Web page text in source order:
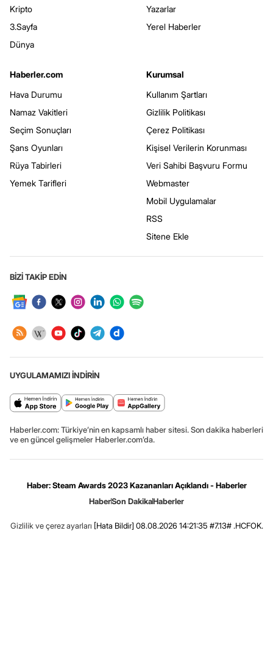
Kripto
3.Sayfa
Dünya
Yazarlar
Yerel Haberler
Haberler.com
Hava Durumu
Namaz Vakitleri
Seçim Sonuçları
Şans Oyunları
Rüya Tabirleri
Yemek Tarifleri
Kurumsal
Kullanım Şartları
Gizlilik Politikası
Çerez Politikası
Kişisel Verilerin Korunması
Veri Sahibi Başvuru Formu
Webmaster
Mobil Uygulamalar
RSS
Sitene Ekle
BİZİ TAKİP EDİN
UYGULAMAMIZI İNDİRİN
Haberler.com: Türkiye’nin en kapsamlı haber sitesi. Son dakika haberleri
ve en güncel gelişmeler Haberler.com’da.
Haber: Steam Awards 2023 Kazananları Açıklandı - Haberler
HaberSon DakikaHaberler
Gizlilik ve çerez ayarları [Hata Bildir] 08.08.2026 14:21:35 #7.13# .HCFOK.